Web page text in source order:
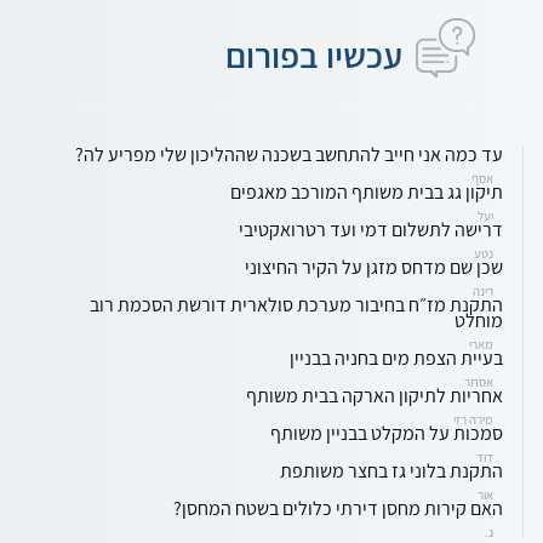
עכשיו בפורום
עד כמה אני חייב להתחשב בשכנה שההליכון שלי מפריע לה?
אסף
תיקון גג בבית משותף המורכב מאגפים
יעל
דרישה לתשלום דמי ועד רטרואקטיבי
נטע
שכן שם מדחס מזגן על הקיר החיצוני
רינה
התקנת מז״ח בחיבור מערכת סולארית דורשת הסכמת רוב
מוחלט
מארי
בעיית הצפת מים בחניה בבניין
אסתר
אחריות לתיקון הארקה בבית משותף
מירה רזי
סמכות על המקלט בבניין משותף
דוד
התקנת בלוני גז בחצר משותפת
אור
האם קירות מחסן דירתי כלולים בשטח המחסן?
נ.